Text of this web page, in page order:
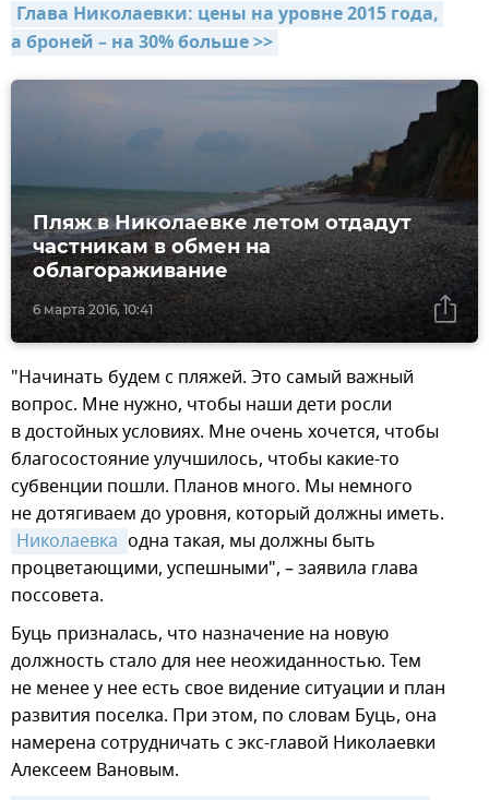
Глава Николаевки: цены на уровне 2015 года,
а броней – на 30% больше >>
6 марта 2016, 10:41
Пляж в Николаевке летом отдадут
частникам в обмен на
облагораживание
"Начинать будем с пляжей. Это самый важный
вопрос. Мне нужно, чтобы наши дети росли
в достойных условиях. Мне очень хочется, чтобы
благосостояние улучшилось, чтобы какие-то
субвенции пошли. Планов много. Мы немного
не дотягиваем до уровня, который должны иметь.
Николаевка одна такая, мы должны быть
процветающими, успешными", – заявила глава
поссовета.
Буць призналась, что назначение на новую
должность стало для нее неожиданностью. Тем
не менее у нее есть свое видение ситуации и план
развития поселка. При этом, по словам Буць, она
намерена сотрудничать с экс-главой Николаевки
Алексеем Вановым.